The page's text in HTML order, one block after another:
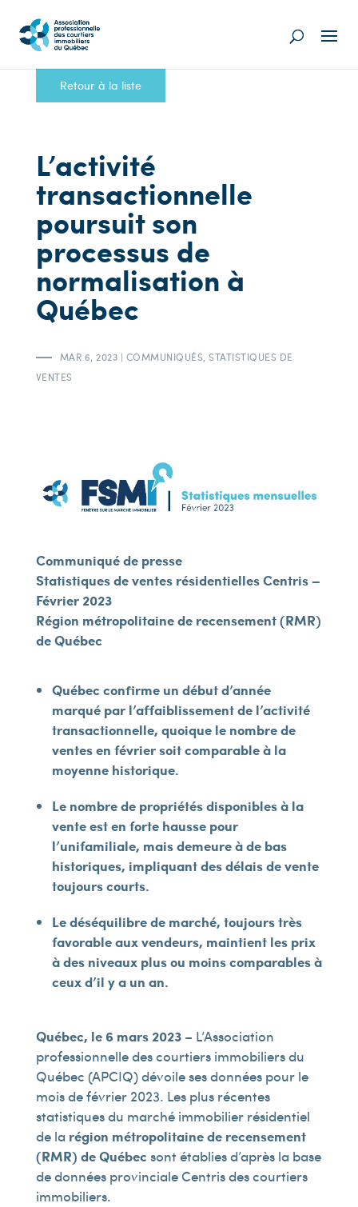
Retour à la liste
L’activité
transactionnelle
poursuit son
processus de
normalisation à
Québec
MAR 6, 2023 | COMMUNIQUÉS ,STATISTIQUES DE
VENTES
Communiqué de presse
Statistiques de ventes résidentielles Centris –
Février 2023
Région métropolitaine de recensement (RMR)
de Québec
Québec confirme un début d’année
marqué par l’affaiblissement de l’activité
transactionnelle, quoique le nombre de
ventes en février soit comparable à la
moyenne historique.
Le nombre de propriétés disponibles à la
vente est en forte hausse pour
l’unifamiliale, mais demeure à de bas
historiques, impliquant des délais de vente
toujours courts.
Le déséquilibre de marché, toujours très
favorable aux vendeurs, maintient les prix
à des niveaux plus ou moins comparables à
ceux d’il y a un an.
Québec, le 6 mars 2023– L’Association
professionnelle des courtiers immobiliers du
Québec (APCIQ) dévoile ses données pour le
mois de février 2023. Les plus récentes
statistiques du marché immobilier résidentiel
de la région métropolitaine de recensement
(RMR) de Québec sont établies d’après la base
de données provinciale Centris des courtiers
immobiliers.